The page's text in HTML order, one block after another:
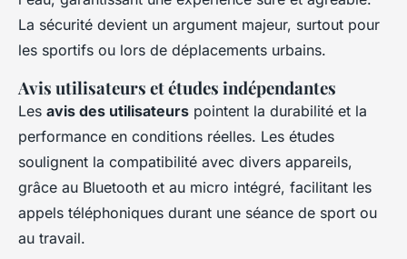
La sécurité devient un argument majeur, surtout pour
les sportifs ou lors de déplacements urbains.
Avis utilisateurs et études indépendantes
Les avis des utilisateurs pointent la durabilité et la
performance en conditions réelles. Les études
soulignent la compatibilité avec divers appareils,
grâce au Bluetooth et au micro intégré, facilitant les
appels téléphoniques durant une séance de sport ou
au travail.